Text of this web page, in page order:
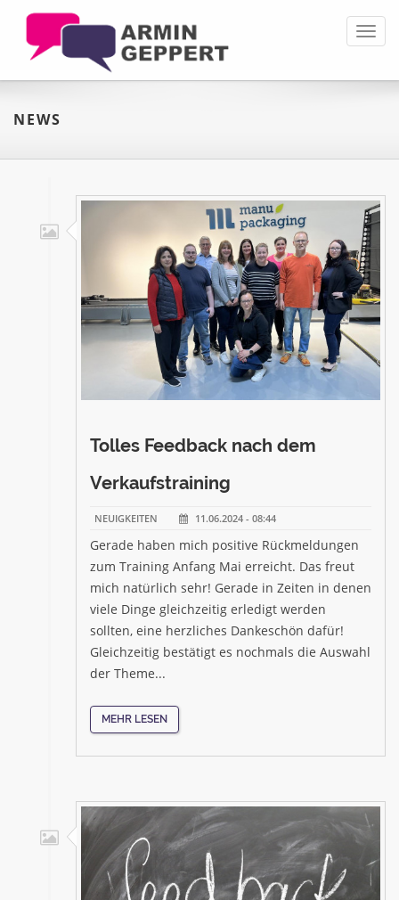
NEWS
Tolles Feedback nach dem
Verkaufstraining
NEUIGKEITEN 11.06.2024 - 08:44
Gerade haben mich positive Rückmeldungen
zum Training Anfang Mai erreicht. Das freut
mich natürlich sehr! Gerade in Zeiten in denen
viele Dinge gleichzeitig erledigt werden
sollten, eine herzliches Dankeschön dafür!
Gleichzeitig bestätigt es nochmals die Auswahl
der Theme...
MEHR LESEN